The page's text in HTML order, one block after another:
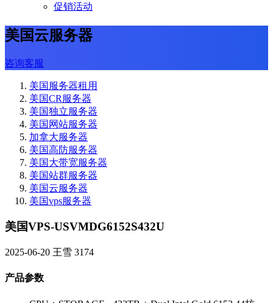
促销活动
美国云服务器
咨询客服
美国服务器租用
美国CR服务器
美国独立服务器
美国网站服务器
加拿大服务器
美国高防服务器
美国大带宽服务器
美国站群服务器
美国云服务器
美国vps服务器
美国VPS-USVMDG6152S432U
2025-06-20 王雪 3174
产品参数